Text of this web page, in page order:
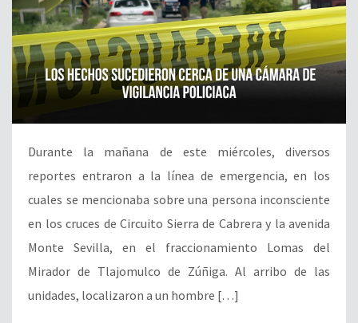
Durante la mañana de este miércoles, diversos
reportes entraron a la línea de emergencia, en los
cuales se mencionaba sobre una persona inconsciente
en los cruces de Circuito Sierra de Cabrera y la avenida
Monte Sevilla, en el fraccionamiento Lomas del
Mirador de Tlajomulco de Zúñiga. Al arribo de las
unidades, localizaron a un hombre […]